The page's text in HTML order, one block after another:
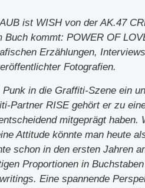
ist WISH von der AK.47
kommt: POWER OF
Erzählungen,
Fotografien.
in die Graffiti-Szene ein
Partner RISE gehört er zu
mitgeprägt haben.
Attitude könnte man heute
schon in den ersten Jahren
Proportionen in
Eine spannende